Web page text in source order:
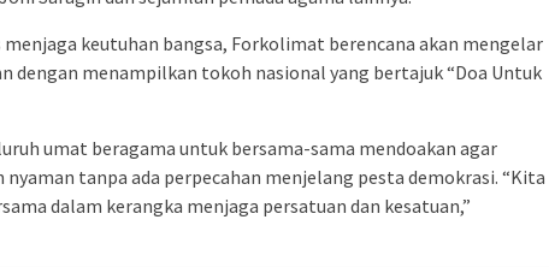
keutuhan bangsa, Forkolimat berencana akan mengelar
dengan menampilkan tokoh nasional yang bertajuk “Doa Untuk
umat beragama untuk bersama-sama mendoakan agar
tanpa ada perpecahan menjelang pesta demokrasi. “Kita
dalam kerangka menjaga persatuan dan kesatuan,”